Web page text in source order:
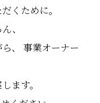
くために。
、
、
事業オーナー
ます。